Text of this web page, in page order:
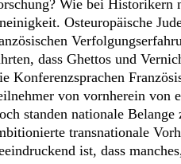
Wie bei Historikern
Osteuropäische
dass Ghettos und
Konferenzsprachen
von vornherein von
standen nationale
transnationale
ist, dass